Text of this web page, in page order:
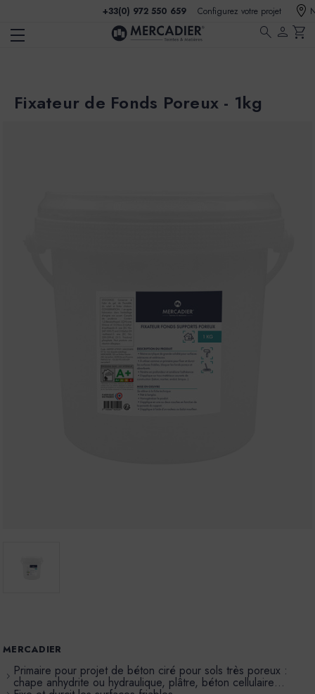
+33(0) 972 550 659 Configurez votre projet
search person shopping_cart
Fixateur de Fonds Poreux - 1kg
MERCADIER
Primaire pour projet de béton ciré pour sols très poreux :
chape anhydrite ou hydraulique, plâtre, béton cellulaire…